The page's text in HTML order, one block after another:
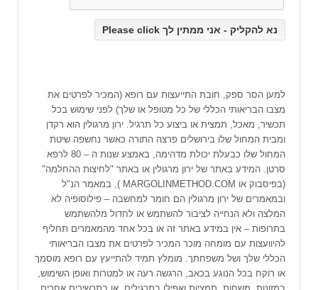
למען הסר ספק, חובת התייעצות עם רופא (המכיר לפרטים את
מצבו הבריאותי הכללי של כל מטופל או שלך) לפני שימוש בכל
תכשיר, מאכל, תמצית או ביצוע כל תרגיל. ירון מרגולין הוא רקדן
ומבית המחול שלו בירושלים פרצה התורה כאשר נחשפה שיטת
המחול שלו כבעלת יכולת מדהימה, באמצע שנות ה – 80 לרפא
סרטן. המידע באתר של ירון מרגולין או באתר "לחיצות ההחלמה"
(בפיסבוק או MARGOLINMETHOD.COM ), במאמר הנ"ל
ובמאמרים של ירון מרגולין הם חומר למחשבה – פילוסופיה לא
המלצה ולא הנחייה לציבור להשתמש או לחדול מלהשתמש
בתרופות – אין במידע באתר זה או בכל אחד מהמאמרים תחליף
להיוועצות עם מומחה מוכר המכיר לפרטים את מצבו הבריאותי
הכללי שלך ושל משפחתך. מומלץ תמיד להתייעץ עם רופא מוסמך
או רוקח בכל הנוגע בכאב, הרגשה רעה או למטרות ואופן השימוש,